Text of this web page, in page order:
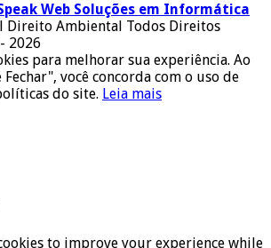
Web Soluções em Informática
Ambiental Todos Direitos
2026
para melhorar sua experiência. Ao
você concorda com o uso de
do site. Leia mais
to improve your experience while